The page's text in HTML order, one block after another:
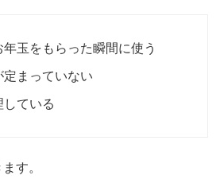
玉をもらった瞬間に使う
まっていない
ている
す。